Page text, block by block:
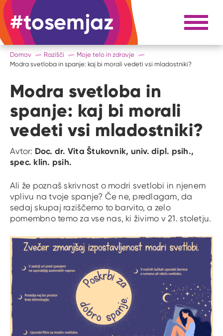
#tosemjaz #to sem jaz Razpri
Domov Razišči
Moje telo in zdravje
Modra svetloba in spanje: kaj bi morali vedeti vsi mladostniki?
Modra svetloba in
spanje: kaj bi morali
vedeti vsi mladostniki?
Avtor: Doc. dr. Vita Štukovnik, univ. dipl. psih.,
spec. klin. psih.
Ali že poznaš skrivnost o modri svetlobi in njenem
vplivu na tvoje spanje? Če ne, predlagam, da
sedaj skupaj raziščemo to barvito, a zelo
pomembno temo za vse nas, ki živimo v 21. stoletju.